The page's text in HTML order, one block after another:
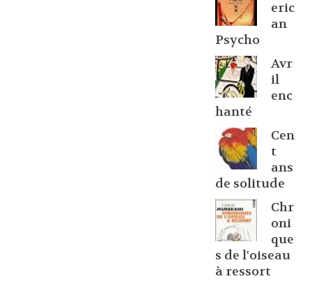
eric
an
Psycho
Avr
il
enc
hanté
Cen
t
ans
de solitude
Chr
oni
que
s de l'oiseau
à ressort